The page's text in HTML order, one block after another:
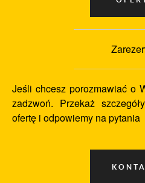
Jeśli chcesz porozmawiać o
zadzwoń. Przekaż
ofertę i odpowiemy na pytania